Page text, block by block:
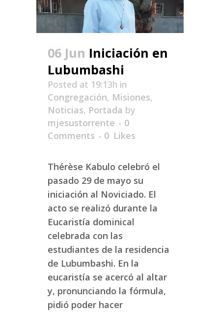
06 Jun Iniciación en
Lubumbashi
Posted at 19:13h in
Congregación, Misiones,
Noticias, Portada by
mjesustorrente
0
Comments
0 Likes
Thérèse Kabulo celebró el
pasado 29 de mayo su
iniciación al Noviciado. El
acto se realizó durante la
Eucaristía dominical
celebrada con las
estudiantes de la residencia
de Lubumbashi. En la
eucaristía se acercó al altar
y, pronunciando la fórmula,
pidió poder hacer